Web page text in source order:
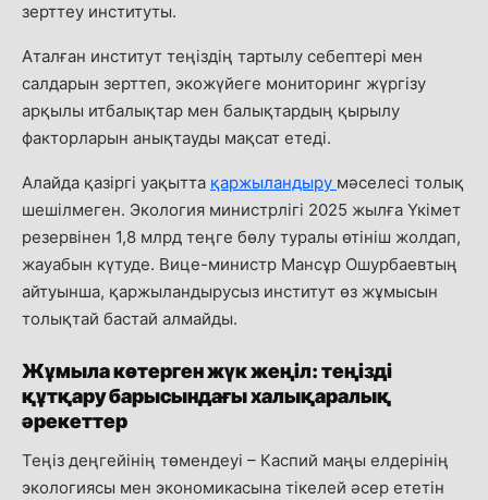
зерттеу институты.
Аталған институт теңіздің тартылу себептері мен
салдарын зерттеп, экожүйеге мониторинг жүргізу
арқылы итбалықтар мен балықтардың қырылу
факторларын анықтауды мақсат етеді.
Алайда қазіргі уақытта қаржыландыру мәселесі толық
шешілмеген. Экология министрлігі 2025 жылға Үкімет
резервінен 1,8 млрд теңге бөлу туралы өтініш жолдап,
жауабын күтуде. Вице-министр Мансұр Ошурбаевтың
айтуынша, қаржыландырусыз институт өз жұмысын
толықтай бастай алмайды.
Жұмыла көтерген жүк жеңіл: теңізді
құтқару барысындағы халықаралық
әрекеттер
Теңіз деңгейінің төмендеуі – Каспий маңы елдерінің
экологиясы мен экономикасына тікелей әсер ететін